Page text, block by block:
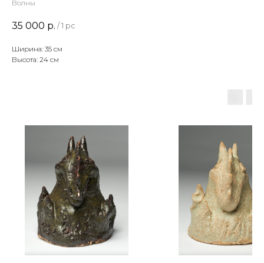
Волны
35 000 р. / 1 pc
Ширина: 35 см
Высота: 24 см